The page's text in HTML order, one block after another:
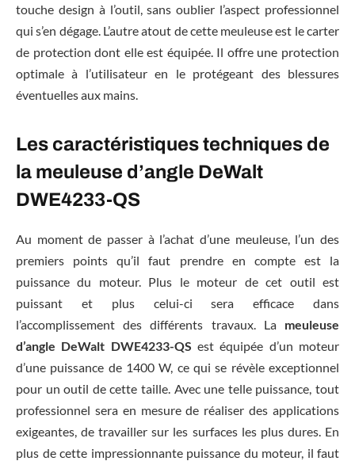
touche design à l’outil, sans oublier l’aspect professionnel
qui s’en dégage. L’autre atout de cette meuleuse est le carter
de protection dont elle est équipée. Il offre une protection
optimale à l’utilisateur en le protégeant des blessures
éventuelles aux mains.
Les caractéristiques techniques de
la meuleuse d’angle DeWalt
DWE4233-QS
Au moment de passer à l’achat d’une meuleuse, l’un des
premiers points qu’il faut prendre en compte est la
puissance du moteur. Plus le moteur de cet outil est
puissant et plus celui-ci sera efficace dans
l’accomplissement des différents travaux. La meuleuse
d’angle DeWalt DWE4233-QS est équipée d’un moteur
d’une puissance de 1400 W, ce qui se révèle exceptionnel
pour un outil de cette taille. Avec une telle puissance, tout
professionnel sera en mesure de réaliser des applications
exigeantes, de travailler sur les surfaces les plus dures. En
plus de cette impressionnante puissance du moteur, il faut